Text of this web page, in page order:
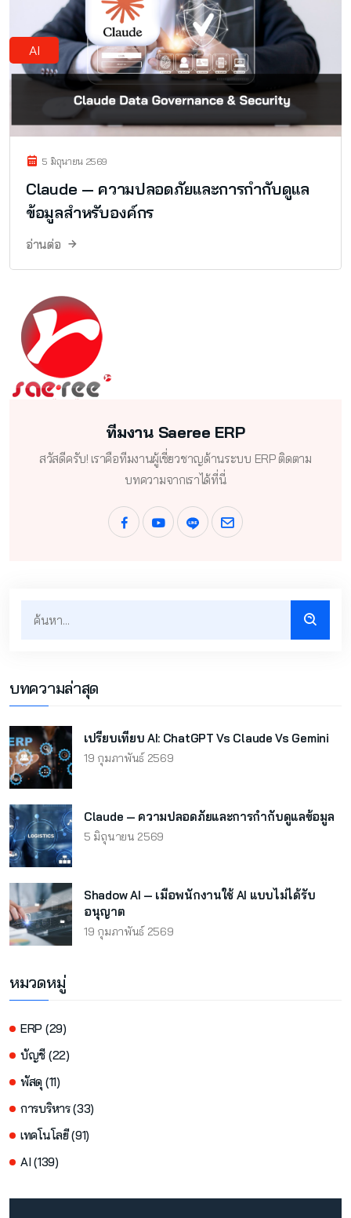
AI
5 มิถุนายน 2569
Claude — ความปลอดภัยและการกำกับดูแล
ข้อมูลสำหรับองค์กร
อ่านต่อ
ทีมงาน Saeree ERP
สวัสดีครับ! เราคือทีมงานผู้เชี่ยวชาญด้านระบบ ERP ติดตาม
บทความจากเราได้ที่นี่
บทความล่าสุด
เปรียบเทียบ AI: ChatGPT Vs Claude Vs Gemini
19 กุมภาพันธ์ 2569
Claude — ความปลอดภัยและการกำกับดูแลข้อมูล
5 มิถุนายน 2569
Shadow AI — เมื่อพนักงานใช้ AI แบบไม่ได้รับ
อนุญาต
19 กุมภาพันธ์ 2569
หมวดหมู่
ERP (29)
บัญชี (22)
พัสดุ (11)
การบริหาร (33)
เทคโนโลยี (91)
AI (139)